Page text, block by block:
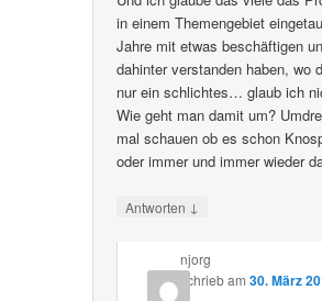
in einem Themengebiet
Jahre mit etwas beschäftigen
dahinter verstanden haben, wo
nur ein schlichtes… glaub ich
Wie geht man damit um?
mal schauen ob es schon
oder immer und immer wieder
Antworten ↓
njorg
schriebam 30. März